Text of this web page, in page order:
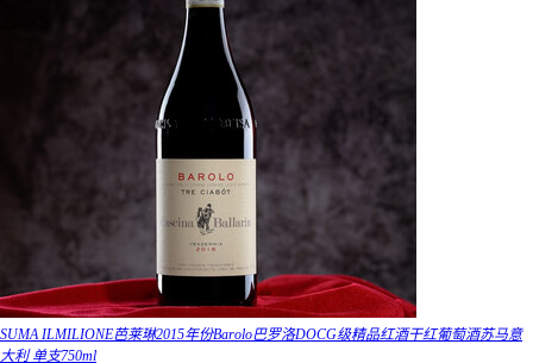
SUMA ILMILIONE芭莱琳2015年份Barolo巴罗洛DOCG级精品红酒干红葡萄酒苏马意
大利 单支750ml